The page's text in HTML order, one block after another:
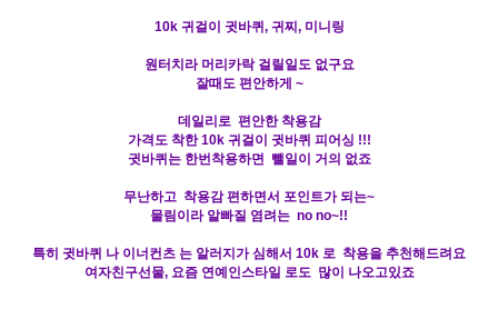
10k 귀걸이 귓바퀴, 귀찌, 미니링
원터치라 머리카락 걸릴일도 없구요
잘때도 편안하게 ~
데일리로 편안한 착용감
가격도 착한 10k 귀걸이 귓바퀴 피어싱 !!!
귓바퀴는 한번착용하면 뺄일이 거의 없죠
무난하고 착용감 편하면서 포인트가 되는~
물림이라 알빠질 염려는 no no~!!
특히 귓바퀴 나 이너컨츠 는 알러지가 심해서 10k 로 착용을 추천해드려요
​여자친구선물, 요즘 연예인스타일 로도 많이 나오고있죠